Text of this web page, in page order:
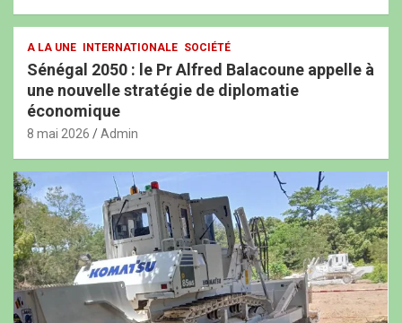
A LA UNE INTERNATIONALE SOCIÉTÉ
Sénégal 2050 : le Pr Alfred Balacoune appelle à
une nouvelle stratégie de diplomatie
économique
8 mai 2026 Admin